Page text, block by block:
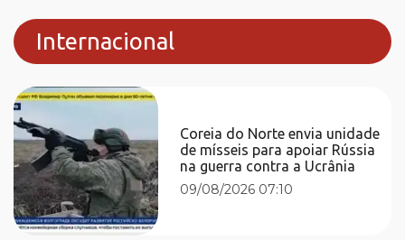
Internacional
Coreia do Norte envia unidade
de mísseis para apoiar Rússia
na guerra contra a Ucrânia
09/08/2026 07:10